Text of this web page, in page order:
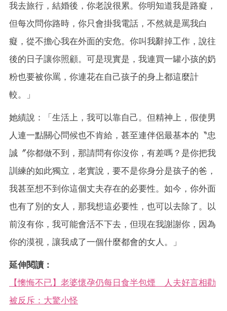
我去旅行，結婚後，你老說很累。你明知道我是路癡，
但每次問你路時，你只會掛我電話，不然就是罵我白
癡，從不擔心我在外面的安危。你叫我辭掉工作，說往
後的日子讓你照顧。可是現實是，我連買一罐小孩的奶
粉也要被你罵，你連花在自己孩子的身上都這麼計
較。」
她績說：「生活上，我可以靠自己。但精神上，假使男
人連一點關心問候也不肯給，甚至連伴侶最基本的〝忠
誠〞你都做不到，那請問有你沒你，有差嗎？是你把我
訓練的如此獨立，老實說，要不是你身分是孩子的爸，
我甚至想不到你這個丈夫存在的必要性。如今，你外面
也有了別的女人，那我想這必要性，也可以去除了。以
前沒有你，我可能會活不下去，但現在我謝謝你，因為
你的漠視，讓我成了一個什麼都會的女人。」
延伸閱讀：
【懊悔不已】老婆懷孕仍每日食半包煙 人夫好言相勸
被反斥：大驚小怪